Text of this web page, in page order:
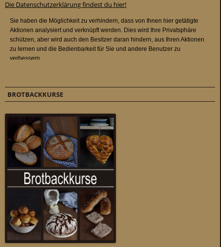
Die Datenschutzerklärung findest du hier!
BROTBACKKURSE